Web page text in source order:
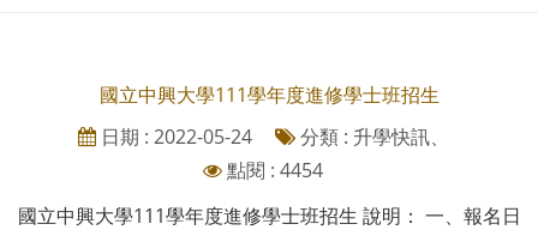
國立中興大學111學年度進修學士班招生
日期 : 2022-05-24
分類 : 升學快訊、
點閱 : 4454
國立中興大學111學年度進修學士班招生 說明： 一、報名日